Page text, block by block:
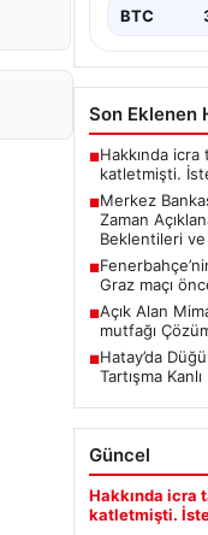
BTC
Son Eklenen
■Hakkında icra
katletmişti.
■Merkez
Zaman
Beklentileri
■
Graz maçı
■Açık Alan
mutfağı
■Hatay’da
Tartışma
Güncel
Hakkında icra
katletmişti.